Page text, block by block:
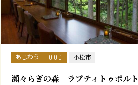
あじわう FOOD 小松市
瀬々らぎの森 ラプティトゥポルト